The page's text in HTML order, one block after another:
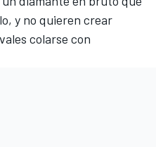
y no quieren crear
colarse con